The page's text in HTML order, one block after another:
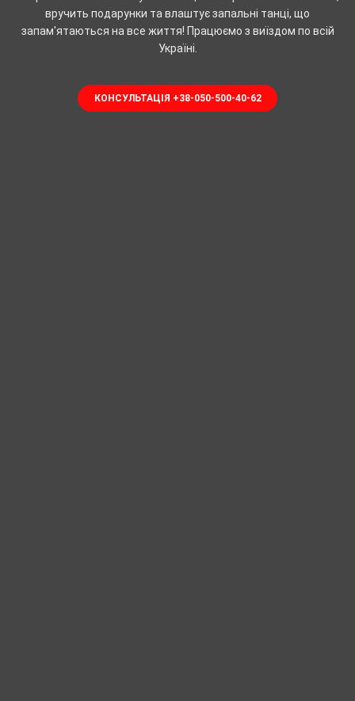
вручить подарунки та влаштує запальні танці, що
запам'ятаються на все життя! Працюємо з виїздом по всій
Україні.
КОНСУЛЬТАЦІЯ +38-050-500-40-62